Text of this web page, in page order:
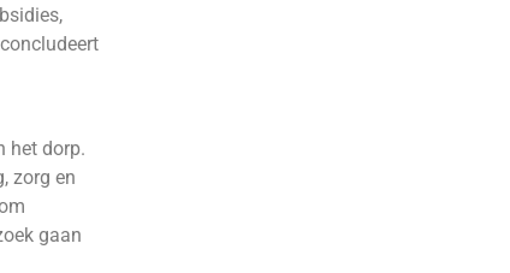
het dorp.
zorg en
gaan